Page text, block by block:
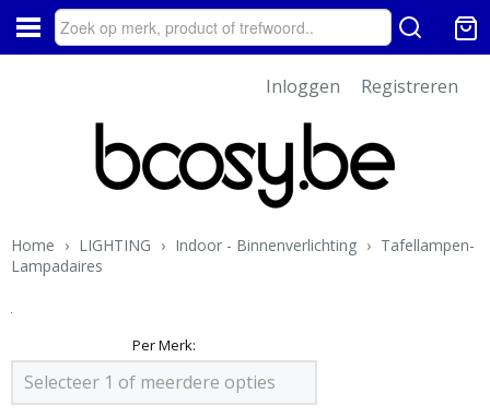
Inloggen Registreren
Home › LIGHTING › Indoor - Binnenverlichting › Tafellampen-
Lampadaires
Per Merk:
Selecteer 1 of meerdere opties